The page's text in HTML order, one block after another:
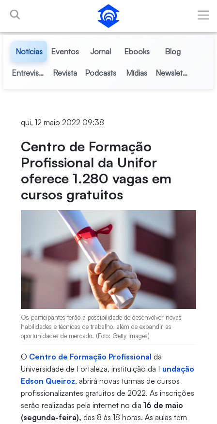
Pular para o Conteúdo principal
Notícias Eventos Jornal Ebooks Blog
Entrevistas Revista Podcasts Mídias Newsletter
qui, 12 maio 2022 09:38
Centro de Formação
Profissional da Unifor
oferece 1.280 vagas em
cursos gratuitos
Os participantes terão a possibilidade de desenvolver novas
habilidades e técnicas de trabalho, além de expandir as
oportunidades de mercado. (Foto: Getty Images)
O Centro de Formação Profissional da
Universidade de Fortaleza, instituição da Fundação
Edson Queiroz, abrirá novas turmas de cursos
profissionalizantes gratuitos de 2022. As inscrições
serão realizadas pela internet no dia 16 de maio
(segunda-feira), das 8 às 18 horas. As aulas têm